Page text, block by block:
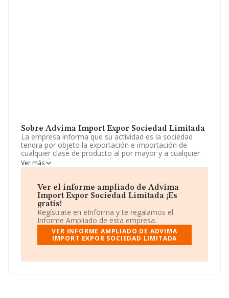
Sobre Advima Import Expor Sociedad Limitada
La empresa informa que su actividad es la sociedad
tendra por objeto la exportación e importación de
cualquier clase de producto al por mayor y a cualquier
parte del mundo. las actividadesintegrantes del objeto
social podran ser desarrolladas, total o parcial. La
es 'Comercio al por mayor no especializado' con código
4690. La sociedad es importadora y exportadora.
La empresa españolaAdvima Import Expor Sociedad
Limitada, CIF B98188451, se encuentra en Calle
Manuel núm. 1 B, (46669), Sant Joanet, en Valencia,
Comunidad Valenciana.
sobre 27.708 compañías, en el ámbito nacional la
Ver más
Ver el informe ampliado de Advima
Import Expor Sociedad Limitada ¡Es
gratis!
Regístrate en eInforma y te regalamos el
Informe Ampliado de esta empresa.
VER INFORME AMPLIADO DE ADVIMA
IMPORT EXPOR SOCIEDAD LIMITADA